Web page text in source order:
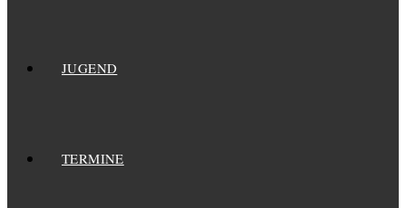
JUGEND
TERMINE